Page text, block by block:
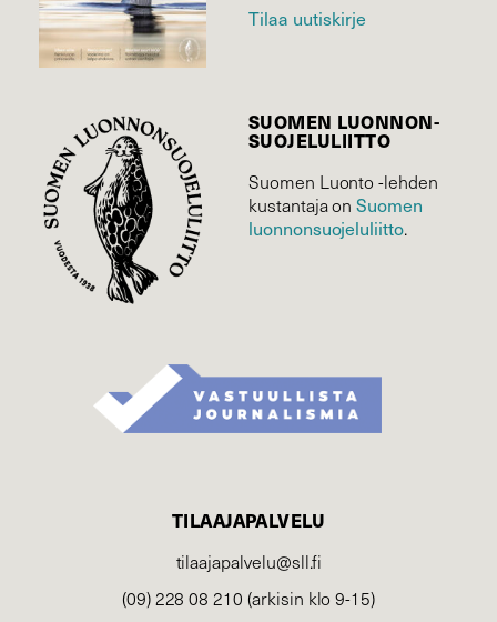
Tilaa uutiskirje
SUOMEN LUONNON­
SUOJELU­LIITTO
Suomen Luonto -lehden
kustantaja onSuomen
luonnonsuojelu­liitto.
TILAAJAPALVELU
tilaajapalvelu@sll.fi
(09) 228 08 210 (arkisin klo 9-15)